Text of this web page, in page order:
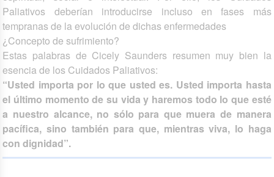
Paliativos deberían introducirse incluso en fases más
tempranas de la evolución de dichas enfermedades
¿Concepto de sufrimiento?
Estas palabras de Cicely Saunders resumen muy bien la
esencia de los Cuidados Paliativos:
“Usted importa por lo que usted es. Usted importa hasta
el último momento de su vida y haremos todo lo que esté
a nuestro alcance, no sólo para que muera de manera
pacífica, sino también para que, mientras viva, lo haga
con dignidad”.